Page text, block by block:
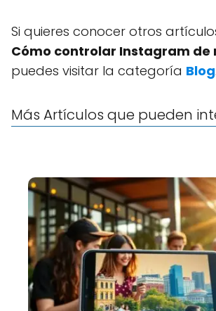
Si quieres conocer otros
Cómo controlar Instagram de
puedes visitar la categoría Blog.
Más Artículos que pueden